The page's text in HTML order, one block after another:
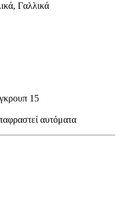
Γαλλικά
15
αυτόματα